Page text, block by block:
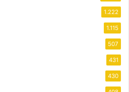
1.222
1.115
507
431
430